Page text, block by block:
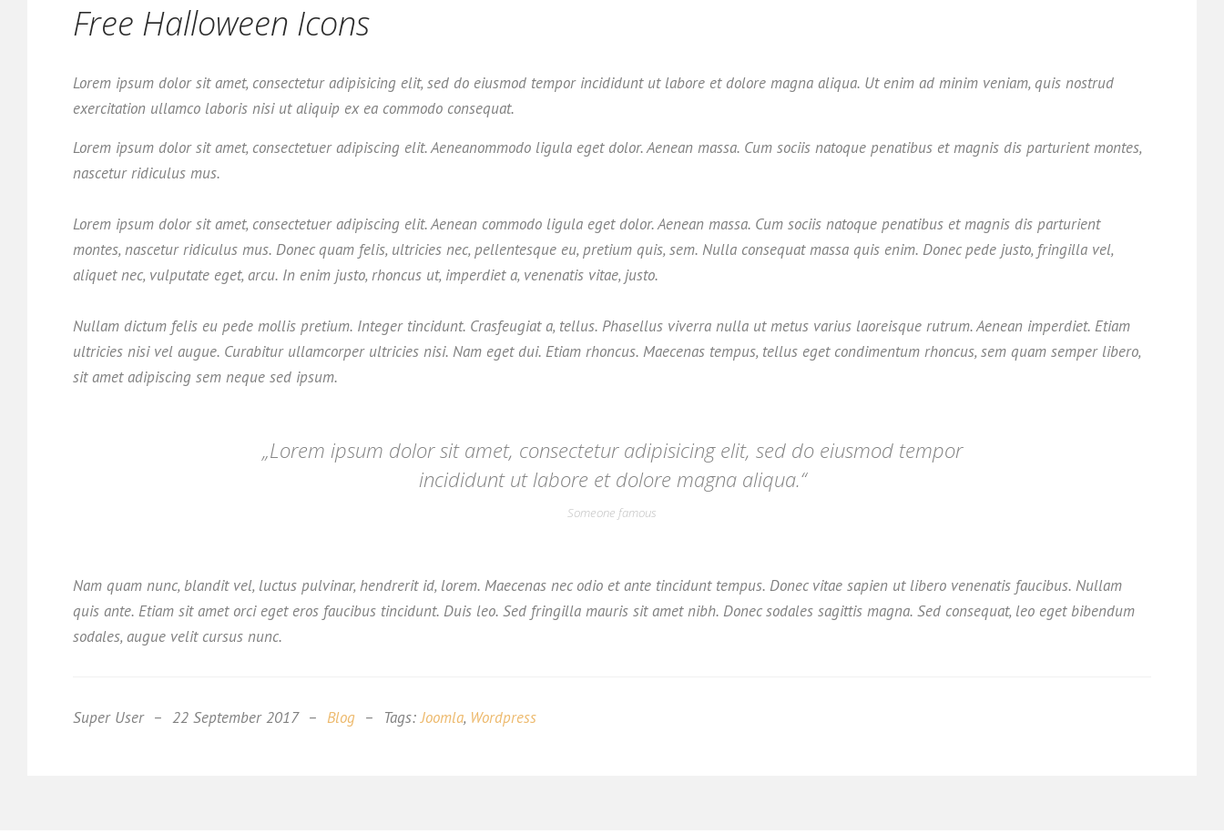
Free Halloween Icons
Lorem ipsum dolor sit amet, consectetur adipisicing elit, sed do eiusmod tempor incididunt ut labore et dolore magna aliqua. Ut enim ad minim veniam, quis nostrud
exercitation ullamco laboris nisi ut aliquip ex ea commodo consequat.
Lorem ipsum dolor sit amet, consectetuer adipiscing elit. Aeneanommodo ligula eget dolor. Aenean massa. Cum sociis natoque penatibus et magnis dis parturient montes,
nascetur ridiculus mus.
Lorem ipsum dolor sit amet, consectetuer adipiscing elit. Aenean commodo ligula eget dolor. Aenean massa. Cum sociis natoque penatibus et magnis dis parturient
montes, nascetur ridiculus mus. Donec quam felis, ultricies nec, pellentesque eu, pretium quis, sem. Nulla consequat massa quis enim. Donec pede justo, fringilla vel,
aliquet nec, vulputate eget, arcu. In enim justo, rhoncus ut, imperdiet a, venenatis vitae, justo.
Nullam dictum felis eu pede mollis pretium. Integer tincidunt. Crasfeugiat a, tellus. Phasellus viverra nulla ut metus varius laoreisque rutrum. Aenean imperdiet. Etiam
ultricies nisi vel augue. Curabitur ullamcorper ultricies nisi. Nam eget dui. Etiam rhoncus. Maecenas tempus, tellus eget condimentum rhoncus, sem quam semper libero,
sit amet adipiscing sem neque sed ipsum.
„Lorem ipsum dolor sit amet, consectetur adipisicing elit, sed do eiusmod tempor
incididunt ut labore et dolore magna aliqua.“
Someone famous
Nam quam nunc, blandit vel, luctus pulvinar, hendrerit id, lorem. Maecenas nec odio et ante tincidunt tempus. Donec vitae sapien ut libero venenatis faucibus. Nullam
quis ante. Etiam sit amet orci eget eros faucibus tincidunt. Duis leo. Sed fringilla mauris sit amet nibh. Donec sodales sagittis magna. Sed consequat, leo eget bibendum
sodales, augue velit cursus nunc.
Super User 22 September 2017 Blog Tags:Joomla, Wordpress